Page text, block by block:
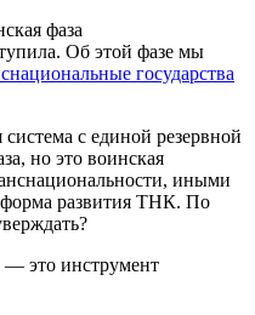
фаза
Об этой фазе мы
государства
с единой резервной
но это воинская
иными
форма развития ТНК. По
это инструмент